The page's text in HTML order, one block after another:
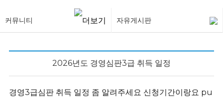
커뮤니티 자유게시판
2026년도 경영심판3급 취득 일정
경영3급심판 취득 일정 좀 알려주세요 신청기간이랑요 pu